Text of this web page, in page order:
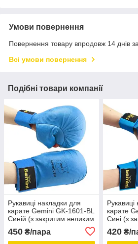
Умови повернення
Повернення товару впродовж 14 днів
Всі умови повернення
Подібні товари компанії
Рукавиці накладки для
карате Gemini GK-1601-BL
Синій (з закритим великим
450 ₴/пара
карате
Сині (з
420₴/